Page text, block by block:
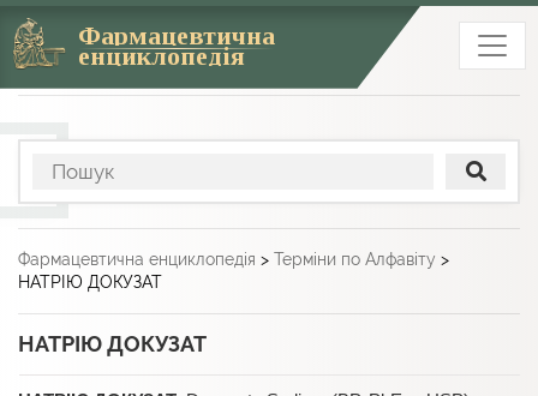
Фармацевтична
енциклопедія
Фармацевтична енциклопедія > Терміни по Алфавіту >
НАТРІЮ ДОКУЗАТ
НАТРІЮ ДОКУЗАТ